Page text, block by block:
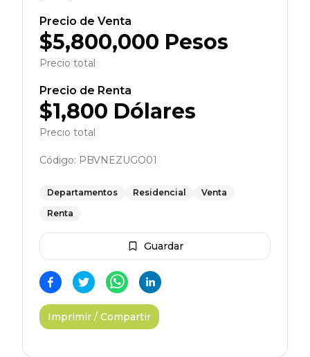
Precio de Venta
$5,800,000 Pesos
Precio total
Precio de Renta
$1,800 Dólares
Precio total
Código: PBVNEZUGO01
Departamentos Residencial
Venta
Renta
Guardar
Imprimir / Compartir